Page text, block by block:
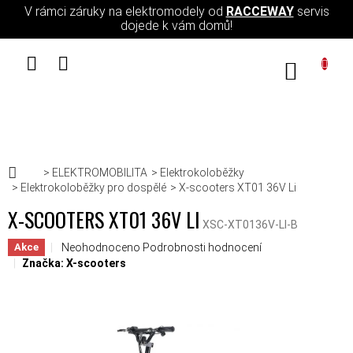
Přejít na obsah
V rámci záruky na elektromodely od RACCEWAYservis
dojede k vám domů!
Domů
ELEKTROMOBILITA
Elektrokoloběžky
Elektrokoloběžky pro dospělé
X-scooters XT01 36V Li
X-SCOOTERS XT01 36V LI XSC-XT0136V-LI-B
Akce Průměrné hodnocení produktu je 0,0 z 5 hvězdiček.
Neohodnoceno Podrobnosti hodnocení
Značka: X-scooters